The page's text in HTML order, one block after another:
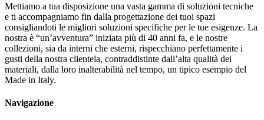
Mettiamo a tua disposizione una vasta gamma di soluzioni tecniche
e ti accompagniamo fin dalla progettazione dei tuoi spazi
consigliandoti le migliori soluzioni specifiche per le tue esigenze. La
nostra è “un’avventura” iniziata più di 40 anni fa, e le nostre
collezioni, sia da interni che esterni, rispecchiano perfettamente i
gusti della nostra clientela, contraddistinte dall’alta qualità dei
materiali, dalla loro inalterabilità nel tempo, un tipico esempio del
Made in Italy.
Navigazione